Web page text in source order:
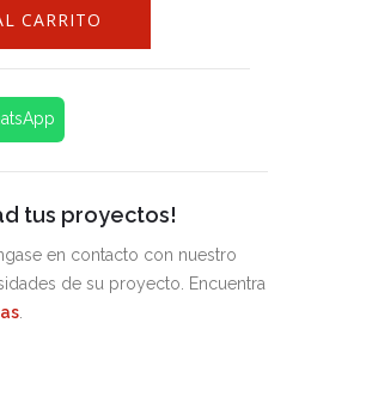
CARRITO
tus proyectos!
en contacto con nuestro
de su proyecto. Encuentra
.